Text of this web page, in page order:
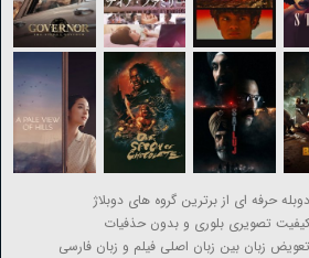
دوبله حرفه ای از برترین گروه های دوبلاژ
کیفیت تصویری بلوری و بدون حذفیات
تعویض زبان بین زبان اصلی فیلم و زبان فارسی